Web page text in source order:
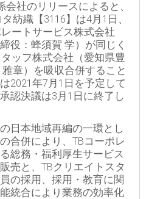
社のリリースによると、
紡織【3116】は4月1日、
ートサービス株式会社
役：蜂須賀 学）が同じく
ッフ株式会社（愛知県豊
章）を吸収合併すること
2021年7月1日を予定して
認決議は3月1日に終了し
日本地域再編の一環とし
合併により、TBコーポレ
総務・福利厚生サービス
売と、TBクリエイトスタ
の採用、採用・教育に関
統合により業務の効率化